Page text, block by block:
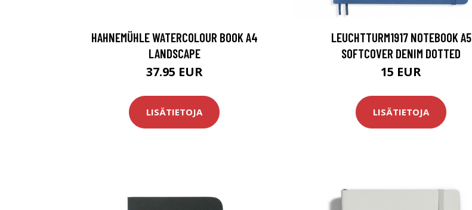
HAHNEMÜHLE WATERCOLOUR BOOK A4
LANDSCAPE
37.95 EUR
LISÄTIETOJA
LEUCHTTURM1917 NOTEBOOK A5
SOFTCOVER DENIM DOTTED
15 EUR
LISÄTIETOJA